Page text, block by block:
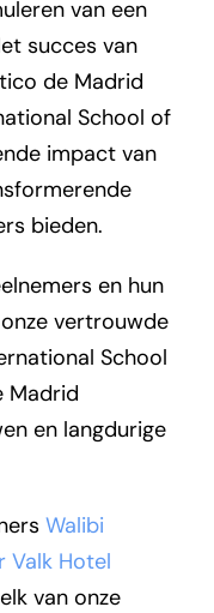
van een
succes van
de Madrid
School of
impact van
bieden.
en hun
vertrouwde
School
Madrid
en langdurige
Walibi
Valk Hotel
van onze